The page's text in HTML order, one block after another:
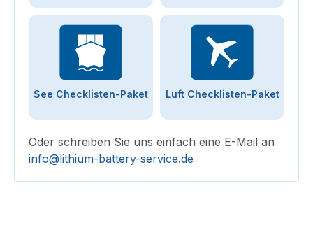
See Checklisten-Paket Luft Checklisten-Paket
Oder schreiben Sie uns einfach eine E-Mail an
info@lithium-battery-service.de